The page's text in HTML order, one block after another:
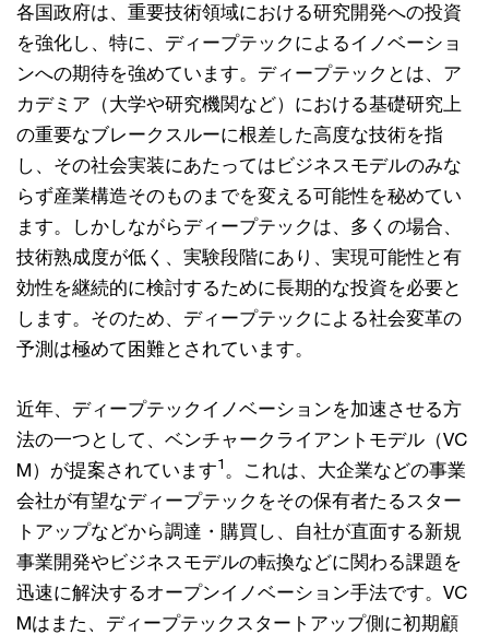
各国政府は、重要技術領域における研究開発への投資
を強化し、特に、ディープテックによるイノベーショ
ンへの期待を強めています。ディープテックとは、ア
カデミア（大学や研究機関など）における基礎研究上
の重要なブレークスルーに根差した高度な技術を指
し、その社会実装にあたってはビジネスモデルのみな
らず産業構造そのものまでを変える可能性を秘めてい
ます。しかしながらディープテックは、多くの場合、
技術熟成度が低く、実験段階にあり、実現可能性と有
効性を継続的に検討するために長期的な投資を必要と
します。そのため、ディープテックによる社会変革の
予測は極めて困難とされています。
近年、ディープテックイノベーションを加速させる方
法の一つとして、ベンチャークライアントモデル（VC
M）が提案されています1。これは、大企業などの事業
会社が有望なディープテックをその保有者たるスター
トアップなどから調達・購買し、自社が直面する新規
事業開発やビジネスモデルの転換などに関わる課題を
迅速に解決するオープンイノベーション手法です。VC
Mはまた、ディープテックスタートアップ側に初期顧